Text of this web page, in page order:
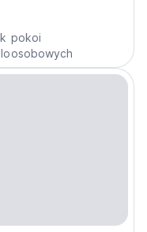
translated from
pokoi